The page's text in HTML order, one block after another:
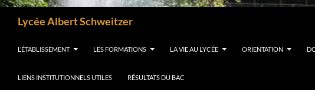
Lycée Albert Schweitzer
L’ÉTABLISSEMENT LES FORMATIONS LA VIE AU LYCÉE ORIENTATION
LIENS INSTITUTIONNELS UTILES RÉSULTATS DU BAC